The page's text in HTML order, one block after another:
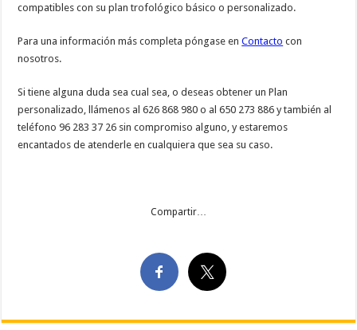
compatibles con su plan trofológico básico o personalizado.
Para una información más completa póngase enContacto con
nosotros.
Si tiene alguna duda sea cual sea, o deseas obtener un Plan
personalizado, llámenos al 626 868 980 o al 650 273 886 y también al
teléfono 96 283 37 26 sin compromiso alguno, y estaremos
encantados de atenderle en cualquiera que sea su caso.
Compartir…